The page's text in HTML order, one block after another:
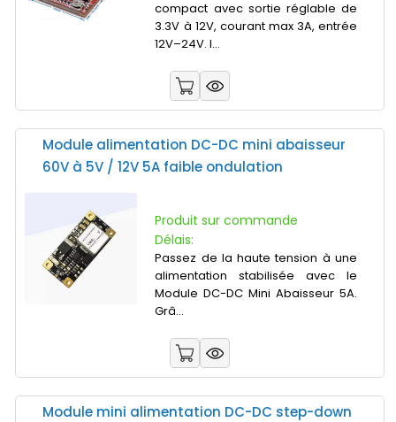
compact avec sortie réglable de
3.3V à 12V, courant max 3A, entrée
12V–24V. I...
Module alimentation DC-DC mini abaisseur
60V à 5V / 12V 5A faible ondulation
Produit sur commande
Délais:
Passez de la haute tension à une
alimentation stabilisée avec le
Module DC-DC Mini Abaisseur 5A.
Grâ...
Module mini alimentation DC-DC step-down